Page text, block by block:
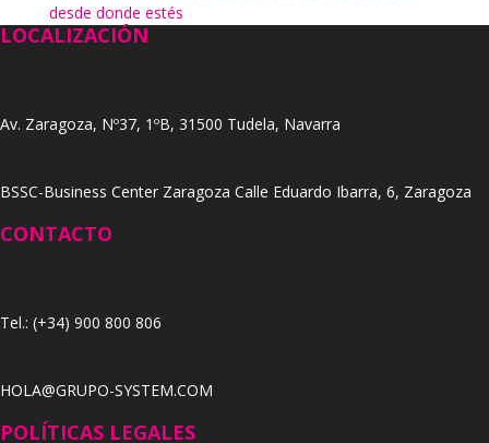
desde donde estés
LOCALIZACIÓN
Av. Zaragoza, Nº37, 1ºB, 31500 Tudela, Navarra
BSSC-Business Center Zaragoza Calle Eduardo Ibarra, 6, Zaragoza
CONTACTO
Tel.: (+34) 900 800 806
HOLA@GRUPO-SYSTEM.COM
POLÍTICAS LEGALES